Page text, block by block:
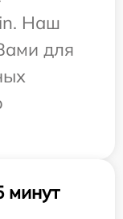
Наш
для
минут